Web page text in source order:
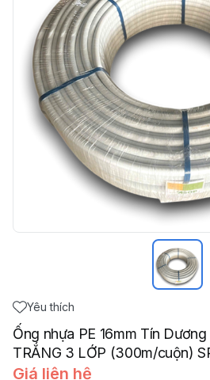
Yêu thích
Ống nhựa PE 16mm Tín
TRẮNG 3 LỚP (300m/cuộn)
Giá liên hệ